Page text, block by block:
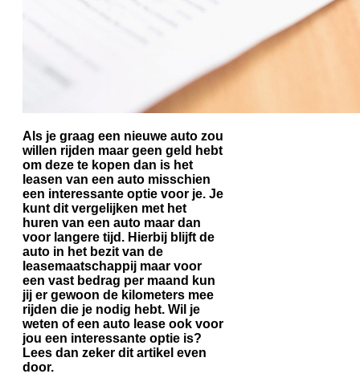
Als je graag een nieuwe auto zou
willen rijden maar geen geld hebt
om deze te kopen dan is het
leasen van een auto misschien
een interessante optie voor je. Je
kunt dit vergelijken met het
huren van een auto maar dan
voor langere tijd. Hierbij blijft de
auto in het bezit van de
leasemaatschappij maar voor
een vast bedrag per maand kun
jij er gewoon de kilometers mee
rijden die je nodig hebt. Wil je
weten of een auto lease ook voor
jou een interessante optie is?
Lees dan zeker dit artikel even
door.